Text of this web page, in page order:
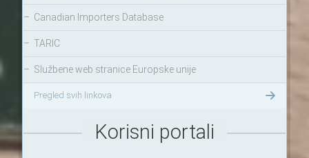
– Canadian Importers Database
– TARIC
– Službene web stranice Europske unije
Pregled svih linkova
Korisni portali